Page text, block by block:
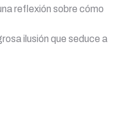
reflexión sobre cómo
ilusión que seduce a